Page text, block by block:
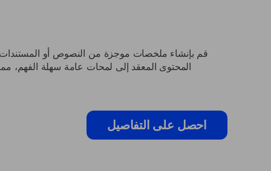
المحتوى المعقد إلى لمحات عامة سهلة الفهم،
احصل على التفاصيل